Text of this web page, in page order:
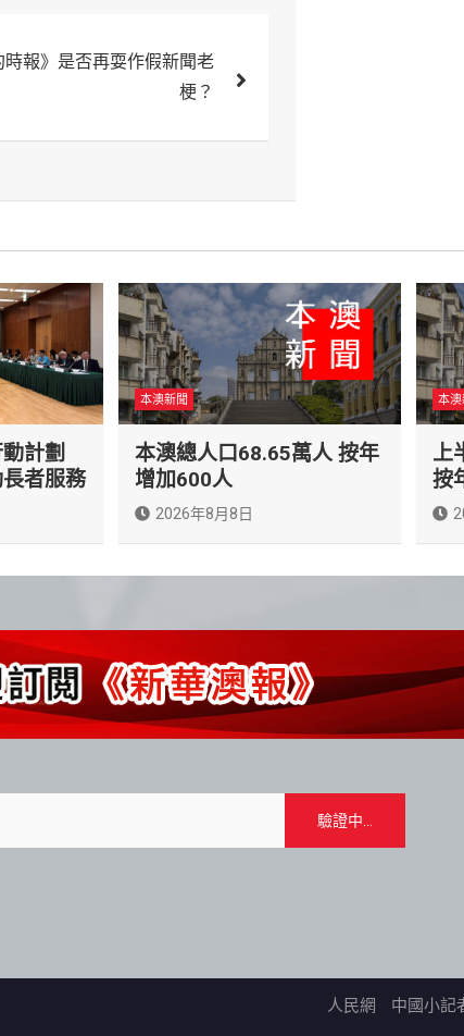
時報》是否再耍作假新聞老
梗？
計劃
者服務
本澳新聞
本澳總人口68.65萬人 按年
增加600人
2026年8月8日
本澳
上
按
人民網 中國小記